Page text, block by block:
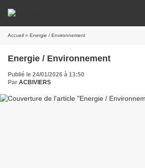
Accueil » Energie / Environnement
Energie / Environnement
Publié le 24/01/2026 à 13:50
Par ACBIVIERS